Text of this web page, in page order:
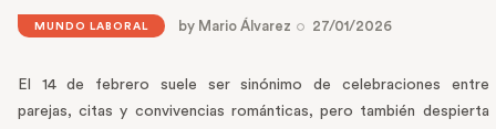
MUNDO LABORAL by Mario Álvarez 27/01/2026
El 14 de febrero suele ser sinónimo de celebraciones entre
parejas, citas y convivencias románticas, pero también despierta